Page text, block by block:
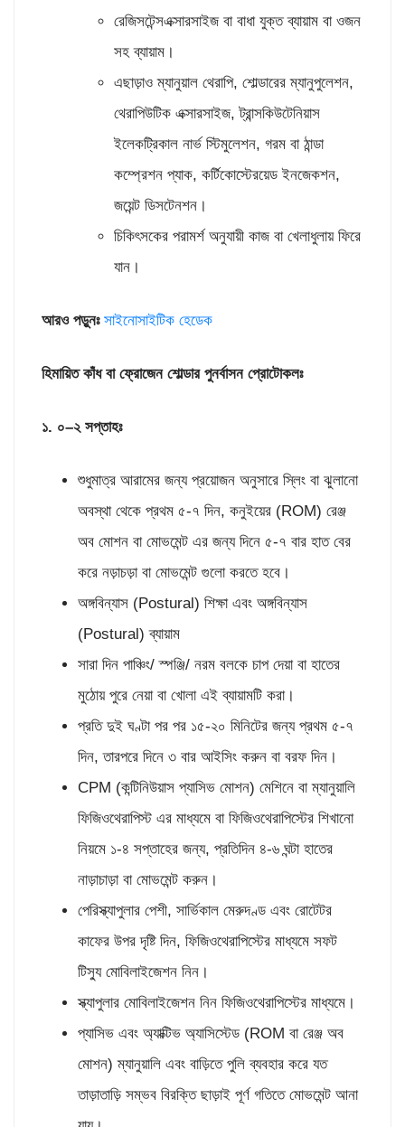
রেজিসটেন্সএক্সারসাইজ বা বাধা যুক্ত ব্যায়াম বা ওজন
সহ ব্যায়াম।
এছাড়াও ম্যানুয়াল থেরাপি, শোল্ডারের ম্যানুপুলেশন,
থেরাপিউটিক এক্সারসাইজ, ট্রান্সকিউটেনিয়াস
ইলেকট্রিকাল নার্ভ স্টিমুলেশন, গরম বা ঠান্ডা
কম্প্রেশন প্যাক, কর্টিকোস্টেরয়েড ইনজেকশন,
জয়েন্ট ডিসটেনশন।
চিকিৎসকের পরামর্শ অনুযায়ী কাজ বা খেলাধুলায় ফিরে
যান।
আরও পড়ুনঃ সাইনোসাইটিক হেডেক
হিমায়িত কাঁধ বা ফ্রোজেন শোল্ডার পুনর্বাসন প্রোটোকলঃ
১. ০–২ সপ্তাহঃ
শুধুমাত্র আরামের জন্য প্রয়োজন অনুসারে স্লিং বা ঝুলানো
অবস্থা থেকে প্রথম ৫-৭ দিন, কনুইয়ের (ROM) রেঞ্জ
অব মোশন বা মোভমেন্ট এর জন্য দিনে ৫-৭ বার হাত বের
করে নড়াচড়া বা মোভমেন্ট গুলো করতে হবে।
অঙ্গবিন্যাস (Postural) শিক্ষা এবং অঙ্গবিন্যাস
(Postural) ব্যায়াম
সারা দিন পাঞ্চিং/ স্পঞ্জি/ নরম বলকে চাপ দেয়া বা হাতের
মুঠোয় পুরে নেয়া বা খোলা এই ব্যায়ামটি করা।
প্রতি দুই ঘণ্টা পর পর ১৫-২০ মিনিটের জন্য প্রথম ৫-৭
দিন, তারপরে দিনে ৩ বার আইসিং করুন বা বরফ দিন।
CPM (কন্টিনিউয়াস প্যাসিভ মোশন) মেশিনে বা ম্যানুয়ালি
ফিজিওথেরাপিস্ট এর মাধ্যমে বা ফিজিওথেরাপিস্টের শিখানো
নিয়মে ১-৪ সপ্তাহের জন্য, প্রতিদিন ৪-৬ ঘন্টা হাতের
নাড়াচাড়া বা মোভমেন্ট করুন।
পেরিস্ক্যাপুলার পেশী, সার্ভিকাল মেরুদণ্ড এবং রোটেটর
কাফের উপর দৃষ্টি দিন, ফিজিওথেরাপিস্টের মাধ্যমে সফট
টিস্যু মোবিলাইজেশন নিন।
স্ক্যাপুলার মোবিলাইজেশন নিন ফিজিওথেরাপিস্টের মাধ্যমে।
প্যাসিভ এবং অ্যাক্টিভ অ্যাসিস্টেড (ROM বা রেঞ্জ অব
মোশন) ম্যানুয়ালি এবং বাড়িতে পুলি ব্যবহার করে যত
তাড়াতাড়ি সম্ভব বিরক্তি ছাড়াই পূর্ণ গতিতে মোভমেন্ট আনা